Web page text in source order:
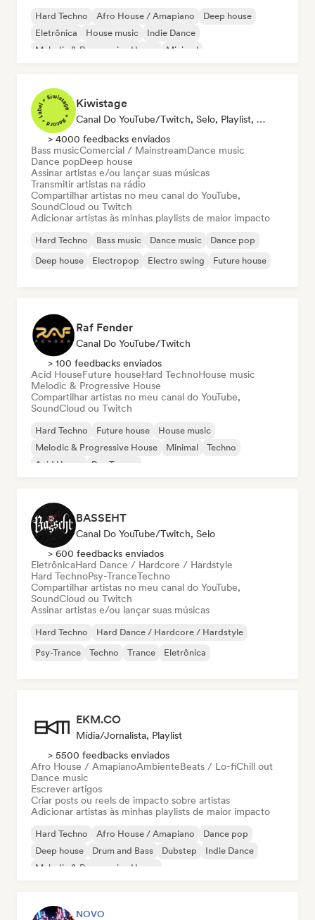
Hard Techno Afro House / Amapiano
Deep house
Eletrônica
House music
Indie Dance
Melodic & Progressive House
Minimal
Kiwistage
Canal Do YouTube/Twitch, Selo, Playlist, Rádio
> 4000 feedbacks enviados
Bass musicComercial / MainstreamDance music
Dance popDeep house
Assinar artistas e/ou lançar suas músicas
Transmitir artistas na rádio
Compartilhar artistas no meu canal do YouTube,
SoundCloud ou Twitch
Adicionar artistas às minhas playlists de maior impacto
Hard Techno Bass music Dance music
Dance pop
Deep house
Electropop Electro swing Future house
Raf Fender
Canal Do YouTube/Twitch
> 100 feedbacks enviados
Acid HouseFuture houseHard TechnoHouse music
Melodic & Progressive House
Compartilhar artistas no meu canal do YouTube,
SoundCloud ou Twitch
Hard Techno Future house
House music
Melodic & Progressive House
Minimal
Techno
Acid House
Psy-Trance
BASSEHT
Canal Do YouTube/Twitch, Selo
> 600 feedbacks enviados
EletrônicaHard Dance / Hardcore / Hardstyle
Hard TechnoPsy-TranceTechno
Compartilhar artistas no meu canal do YouTube,
SoundCloud ou Twitch
Assinar artistas e/ou lançar suas músicas
Hard Techno
Hard Dance / Hardcore / Hardstyle
Psy-Trance
Techno Trance Eletrônica
EKM.CO
Mídia/Jornalista, Playlist
> 5500 feedbacks enviados
Afro House / AmapianoAmbienteBeats / Lo-fiChill out
Dance music
Escrever artigos
Criar posts ou reels de impacto sobre artistas
Adicionar artistas às minhas playlists de maior impacto
Hard Techno Afro House / Amapiano
Dance pop
Deep house
Drum and Bass Dubstep
Indie Dance
Melodic & Progressive House
NOVO